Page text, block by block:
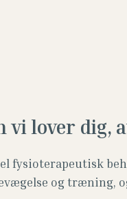
lover dig,
fysioterapeutisk
og træning,